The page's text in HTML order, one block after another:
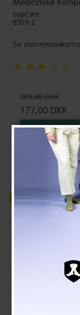
SupCare
6509-2
Se
209,00 DKK
177,00 DKK
Tilbud